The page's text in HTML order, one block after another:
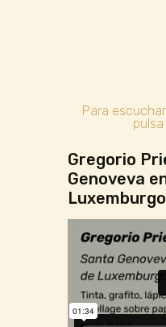
Para
Gregorio
Genoveva